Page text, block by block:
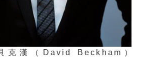
漢（David Beckham）